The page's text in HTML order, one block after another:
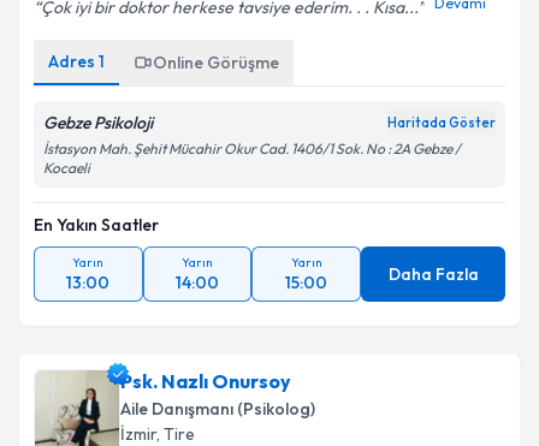
Çok iyi bir doktor herkese tavsiye ederim. . . Kısa...
Adres 1 Online Görüşme
Gebze Psikoloji Haritada Göster
İstasyon Mah. Şehit Mücahir Okur Cad. 1406/1 Sok. No : 2A Gebze /
Kocaeli
En Yakın Saatler
Yarın
13:00
Yarın
14:00
Yarın
15:00 Daha Fazla
Psk. Nazlı Onursoy
Aile Danışmanı (Psikolog)
İzmir, Tire